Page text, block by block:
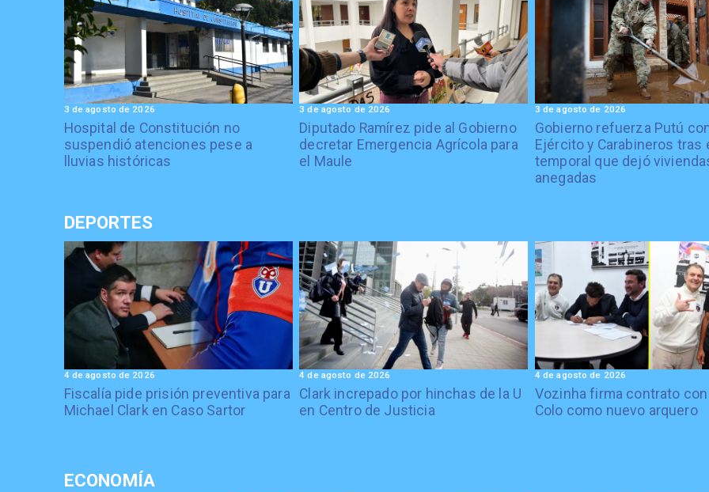
Hospital de Constitución no
suspendió atenciones pese a
lluvias históricas
3 de agosto de 2026
Diputado Ramírez pide al Gobierno
decretar Emergencia Agrícola para
el Maule
3 de agosto de 2026
Gobierno refuerza Putú
Ejército y Carabineros tras
temporal que dejó
anegadas
3 de agosto de 2026
DEPORTES
Fiscalía pide prisión preventiva para
Michael Clark en Caso Sartor
4 de agosto de 2026
Clark increpado por hinchas de la U
en Centro de Justicia
4 de agosto de 2026
Vozinha firma contrato con
Colo como nuevo arquero
4 de agosto de 2026
ECONOMÍA